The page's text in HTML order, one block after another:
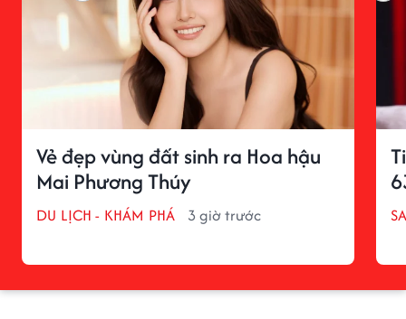
Vẻ đẹp vùng đất sinh ra Hoa hậu
Mai Phương Thúy
DU LỊCH - KHÁM PHÁ 3 giờ trước